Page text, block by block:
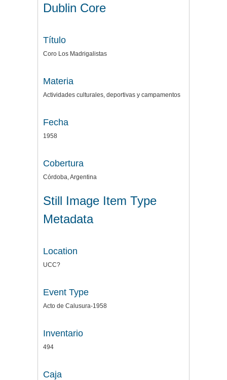
Dublin Core
Título
Coro Los Madrigalistas
Materia
Actividades culturales, deportivas y campamentos
Fecha
1958
Cobertura
Córdoba, Argentina
Still Image Item Type
Metadata
Location
UCC?
Event Type
Acto de Calusura-1958
Inventario
494
Caja